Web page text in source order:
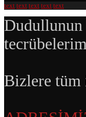
text text text text text
Dudullunun
Bizlere tüm